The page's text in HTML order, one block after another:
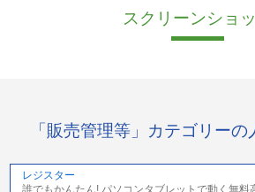
スクリーンショ
「販売管理等」カテゴリー
レジスター
誰でもかんたん! パソコンタブレットで動く無料